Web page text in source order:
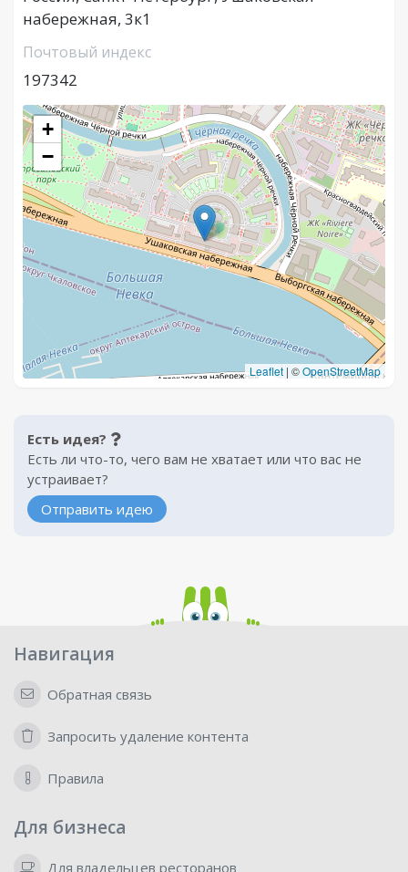
набережная, 3к1
Почтовый индекс
197342
+
−
Leaflet | ©OpenStreetMap
Есть идея?
Есть ли что-то, чего вам не хватает или что вас не
устраивает?
Отправить идею
Навигация
Обратная связь
Запросить удаление контента
Правила
Для бизнеса
Для владельцев ресторанов